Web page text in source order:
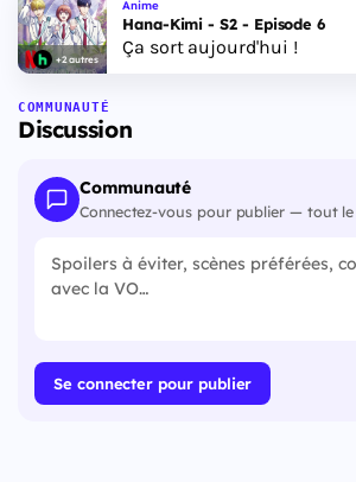
+2 autres
Anime
Hana-Kimi - S2 - Episode 6
Ça sort aujourd'hui !
COMMUNAUTÉ
Discussion
Communauté
Connectez-vous pour publier — tout
Se connecter pour publier